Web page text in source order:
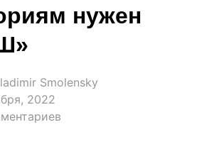
нужен
Smolensky
2022